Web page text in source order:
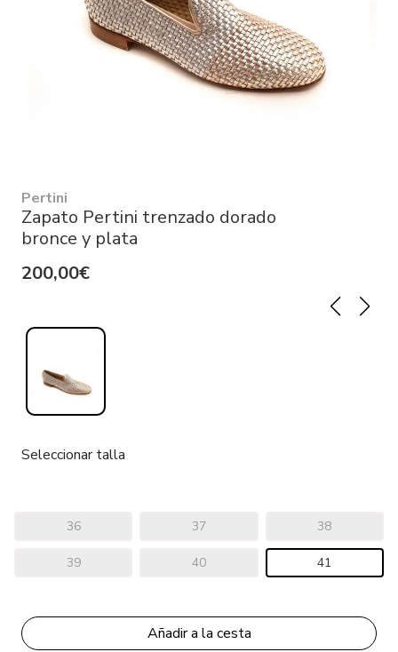
Pertini
Zapato Pertini trenzado dorado
bronce y plata
200,00€
Seleccionar talla
36 37 38
39 40 41